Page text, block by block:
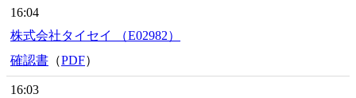
16:04
株式会社タイセイ （E02982）
確認書 （PDF）
16:03